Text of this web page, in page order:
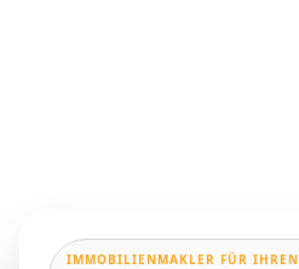
IMMOBILIENMAKLER FÜR IHREN